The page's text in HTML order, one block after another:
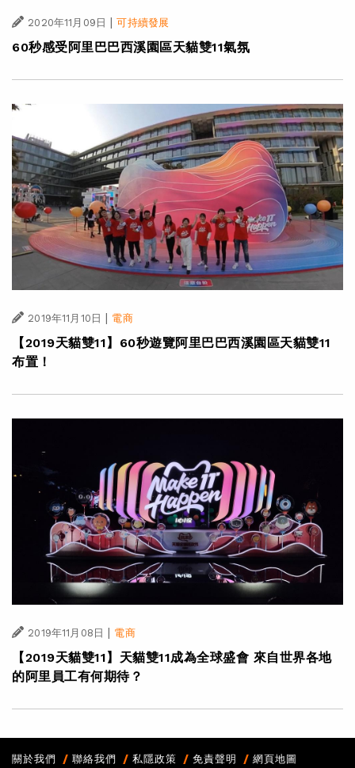
2020年11月09日 | 可持續發展
60秒感受阿里巴巴西溪園區天貓雙11氣氛
2019年11月10日 | 電商
【2019天貓雙11】60秒遊覽阿里巴巴西溪園區天貓雙11
布置！
2019年11月08日 | 電商
【2019天貓雙11】天貓雙11成為全球盛會 來自世界各地
的阿里員工有何期待？
關於我們 聯絡我們 私隱政策 免責聲明 網頁地圖